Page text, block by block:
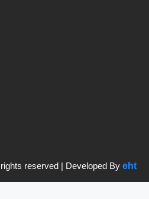
reserved | Developed By eht